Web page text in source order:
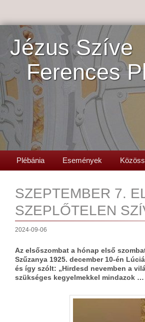
Jézus Szíve
Ferences
Plébánia Események
SZEPTEMBER 7.
SZEPLŐTELEN
2024-09-06
Az elsőszombat a hónap első
Szűzanya 1925. december 10-én
és így szólt: „Hirdesd nevemben a
szükséges kegyelmekkel mindazok …